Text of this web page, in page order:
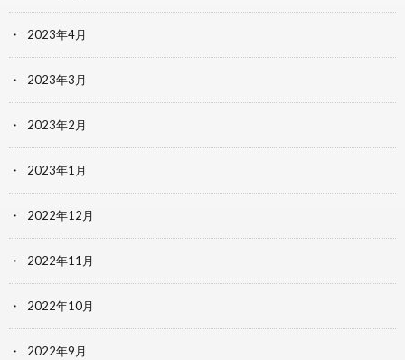
2023年4月
2023年3月
2023年2月
2023年1月
2022年12月
2022年11月
2022年10月
2022年9月